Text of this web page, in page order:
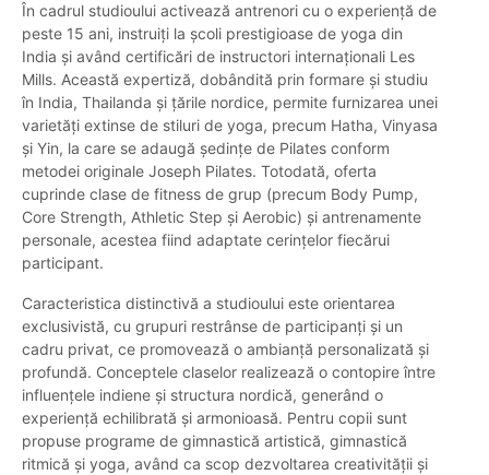
În cadrul studioului activează antrenori cu o experiență de
peste 15 ani, instruiți la școli prestigioase de yoga din
India și având certificări de instructori internaționali Les
Mills. Această expertiză, dobândită prin formare și studiu
în India, Thailanda și țările nordice, permite furnizarea unei
varietăți extinse de stiluri de yoga, precum Hatha, Vinyasa
și Yin, la care se adaugă ședințe de Pilates conform
metodei originale Joseph Pilates. Totodată, oferta
cuprinde clase de fitness de grup (precum Body Pump,
Core Strength, Athletic Step și Aerobic) și antrenamente
personale, acestea fiind adaptate cerințelor fiecărui
participant.
Caracteristica distinctivă a studioului este orientarea
exclusivistă, cu grupuri restrânse de participanți și un
cadru privat, ce promovează o ambianță personalizată și
profundă. Conceptele claselor realizează o contopire între
influențele indiene și structura nordică, generând o
experiență echilibrată și armonioasă. Pentru copii sunt
propuse programe de gimnastică artistică, gimnastică
ritmică și yoga, având ca scop dezvoltarea creativității și